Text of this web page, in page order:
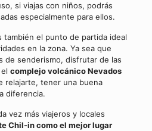
si viajas con niños, podrás
especialmente para ellos.
también el punto de partida ideal
en la zona. Ya sea que
de senderismo, disfrutar de las
complejo volcánico Nevados
relajarte, tener una buena
diferencia.
vez más viajeros y locales
Chil-in como el mejor lugar